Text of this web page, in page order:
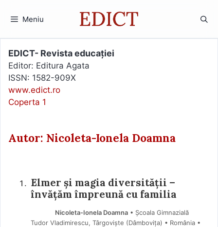
Meniu
EDICT- Revista educației
Editor: Editura Agata
ISSN: 1582-909X
www.edict.ro
Coperta 1
Autor: Nicoleta-Ionela Doamna
Elmer și magia diversității –
învățăm împreună cu familia
Nicoleta-Ionela Doamna• Școala Gimnazială
Tudor Vladimirescu, Târgoviște (Dâmboviţa) • România